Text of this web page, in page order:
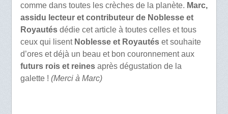
comme dans toutes les crèches de la planète. Marc,
assidu lecteur et contributeur de Noblesse et
Royautésdédie cet article à toutes celles et tous
ceux qui lisent Noblesse et Royautéset souhaite
d’ores et déjà un beau et bon couronnement aux
futurs rois et reinesaprès dégustation de la
galette ! (Merci à Marc)